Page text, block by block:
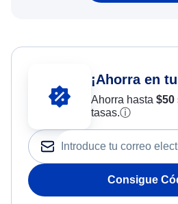
¡Ahorra en
Ahorra hasta $50
tasas.ⓘ
Consigue